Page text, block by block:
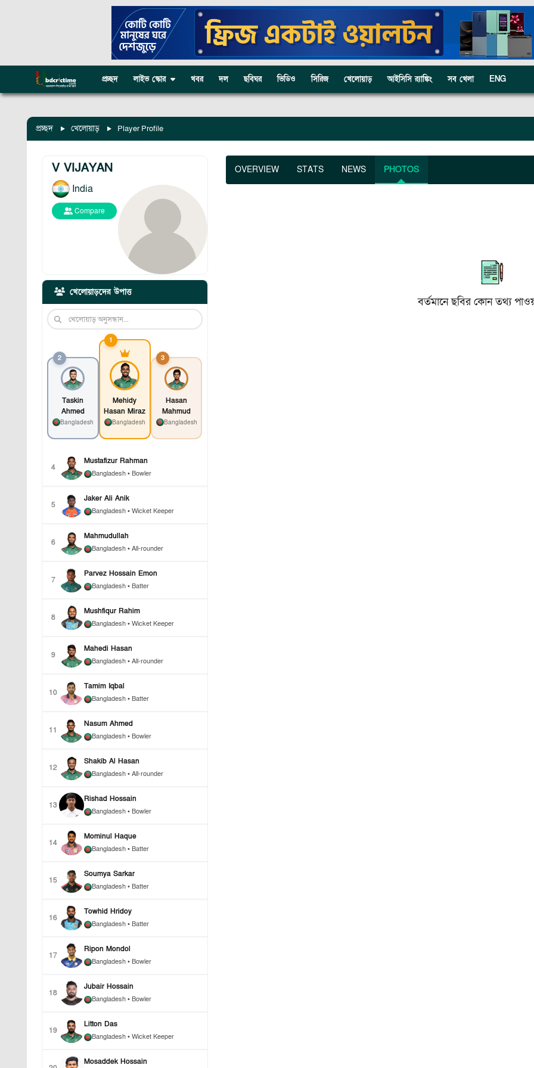
প্রচ্ছদ লাইভ স্কোর খবর দল ছবিঘর ভিডিও সিরিজ খেলোয়াড় আইসিসি র‍্যাঙ্কিং সব খেলা ENG
প্রচ্ছদ খেলোয়াড় Player Profile
V VIJAYAN
India
Compare
খেলোয়াড়দের উপাত্ত
2
Taskin
Ahmed
Bangladesh
1
Mehidy
Hasan Miraz
Bangladesh
3
Hasan
Mahmud
Bangladesh
4
Mustafizur Rahman
Bangladesh • Bowler
5
Jaker Ali Anik
Bangladesh • Wicket Keeper
6
Mahmudullah
Bangladesh • All-rounder
7
Parvez Hossain Emon
Bangladesh • Batter
8
Mushfiqur Rahim
Bangladesh • Wicket Keeper
9
Mahedi Hasan
Bangladesh • All-rounder
10
Tamim Iqbal
Bangladesh • Batter
11
Nasum Ahmed
Bangladesh • Bowler
12
Shakib Al Hasan
Bangladesh • All-rounder
13
Rishad Hossain
Bangladesh • Bowler
14
Mominul Haque
Bangladesh • Batter
15
Soumya Sarkar
Bangladesh • Batter
16
Towhid Hridoy
Bangladesh • Batter
17
Ripon Mondol
Bangladesh • Bowler
18
Jubair Hossain
Bangladesh • Bowler
19
Litton Das
Bangladesh • Wicket Keeper
Mosaddek Hossain
OVERVIEW STATS NEWS PHOTOS
বর্তমানে ছবির কোন তথ্য